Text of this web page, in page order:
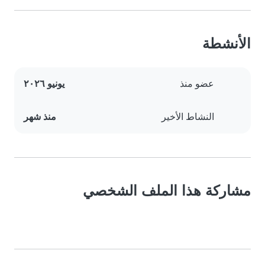
الأنشطة
عضو منذ يونيو ٢٠٢٦
النشاط الأخير منذ شهر
مشاركة هذا الملف الشخصي